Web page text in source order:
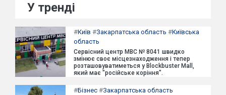
У тренді
#Київ #Закарпатська область #Київська
область
Сервісний центр МВС № 8041 швидко
змінює своє місцезнаходження і тепер
розташовуватиметься у Blockbuster Mall,
який має "російське коріння".
#Бізнес #Закарпатська область